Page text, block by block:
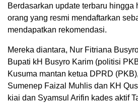
Berdasarkan update terbaru hingga
orang yang resmi mendaftarkan
mendapatkan rekomendasi.
Mereka diantara, Nur Fitriana
Bupati kH Busyro Karim (politisi
Kusuma mantan ketua DPRD
Sumenep Faizal Muhlis dan KH
kiai dan Syamsul Arifin kades aktif